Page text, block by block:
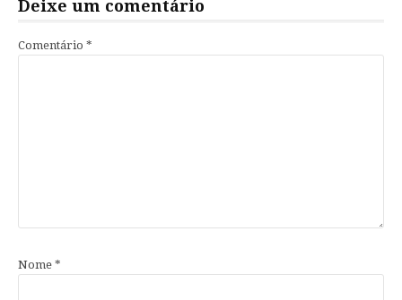
Deixe um comentário
Comentário *
Nome *